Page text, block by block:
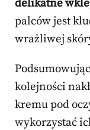
delikatne
palców jest
wrażliwej
kolejności
kremu pod
wykorzystać